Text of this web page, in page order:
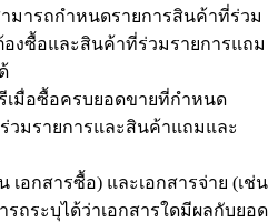
มารถกำหนดรายการสินค้าที่ร่วม
งซื้อและสินค้าที่ร่วมรายการแถม
เมื่อซื้อครบยอดขายที่กำหนด
วมรายการและสินค้าแถมและ
เอกสารซื้อ) และเอกสารจ่าย (เช่น
รถระบุได้ว่าเอกสารใดมีผลกับยอด